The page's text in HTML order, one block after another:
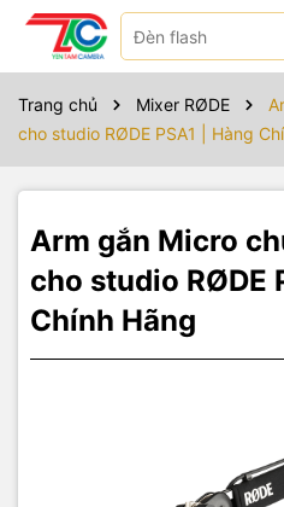
Trang chủ Mixer RØDE
cho studio RØDE PSA1 | Hàng
Arm gắn Micro
cho studio RØDE
Chính Hãng
Sản phẩm bao gồm
Box Contains
1 x PSA1+
1 x 3/8 to 5/8